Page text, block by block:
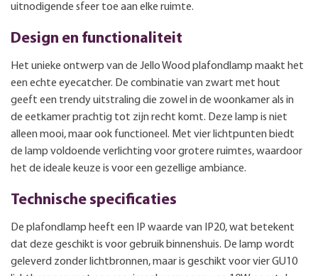
uitnodigende sfeer toe aan elke ruimte.
Design en functionaliteit
Het unieke ontwerp van de Jello Wood plafondlamp maakt het
een echte eyecatcher. De combinatie van zwart met hout
geeft een trendy uitstraling die zowel in de woonkamer als in
de eetkamer prachtig tot zijn recht komt. Deze lamp is niet
alleen mooi, maar ook functioneel. Met vier lichtpunten biedt
de lamp voldoende verlichting voor grotere ruimtes, waardoor
het de ideale keuze is voor een gezellige ambiance.
Technische specificaties
De plafondlamp heeft een IP waarde van IP20, wat betekent
dat deze geschikt is voor gebruik binnenshuis. De lamp wordt
geleverd zonder lichtbronnen, maar is geschikt voor vier GU10